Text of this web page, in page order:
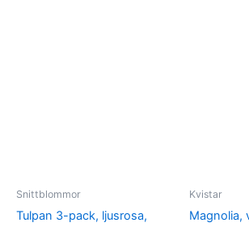
Snittblommor
Tulpan 3-pack, ljusrosa,
Kvistar
Magnolia,